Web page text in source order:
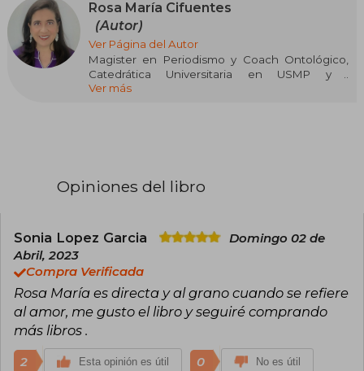
Rosa María Cifuentes
(Autor)
Ver Página del Autor
Magister en Periodismo y Coach Ontológico,
Catedrática Universitaria en USMP y ,
actualmente, en ISIL. Ha sido asesora de
terapias para el manejo de emociones y el
morfopsicología, comunicación no verbal y
"Psíquicos" (2013), programa sobre fenómenos
paranormales. Entre sus títulos publicados
destacan Lesiones de amor, Destellos de Luna,
Cómo aman ellos, Cómo aman ellas y 13
asesinas.
Ver más
Opiniones del libro
Sonia Lopez Garcia
Domingo 02 de
Abril, 2023
Compra Verificada
Rosa María es directa y al grano cuando se refiere
al amor, me gusto el libro y seguiré comprando
más libros .
2 Esta opinión es útil 0 No es útil